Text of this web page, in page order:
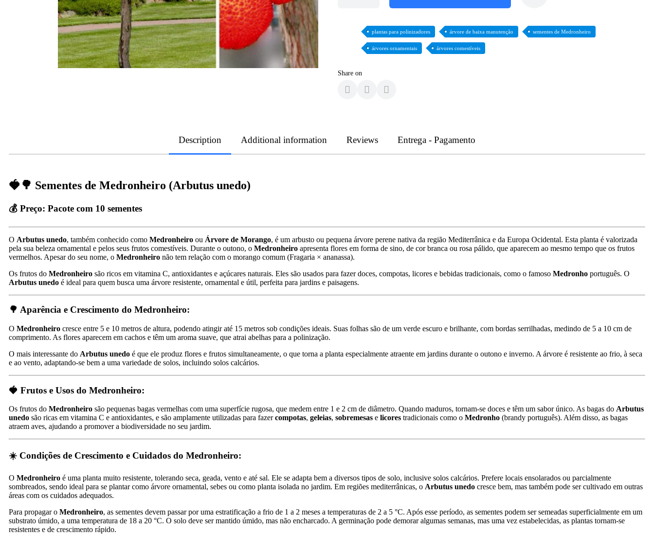
plantas para polinizadores árvore de baixa manutenção sementes de Medronheiro
árvores ornamentais árvores comestíveis
Share on
Description Additional information Reviews Entrega - Pagamento
🍓🌳 Sementes de Medronheiro (Arbutus unedo)
💰 Preço: Pacote com 10 sementes
O Arbutus unedo, também conhecido como Medronheiro ou Árvore de Morango, é um arbusto ou pequena árvore perene nativa da região Mediterrânica e da Europa Ocidental. Esta planta é valorizada
pela sua beleza ornamental e pelos seus frutos comestíveis. Durante o outono, o Medronheiro apresenta flores em forma de sino, de cor branca ou rosa pálido, que aparecem ao mesmo tempo que os frutos
vermelhos. Apesar do seu nome, o Medronheiro não tem relação com o morango comum (Fragaria × ananassa).
Os frutos do Medronheiro são ricos em vitamina C, antioxidantes e açúcares naturais. Eles são usados para fazer doces, compotas, licores e bebidas tradicionais, como o famoso Medronho português. O
Arbutus unedo é ideal para quem busca uma árvore resistente, ornamental e útil, perfeita para jardins e paisagens.
🌳 Aparência e Crescimento do Medronheiro:
O Medronheiro cresce entre 5 e 10 metros de altura, podendo atingir até 15 metros sob condições ideais. Suas folhas são de um verde escuro e brilhante, com bordas serrilhadas, medindo de 5 a 10 cm de
comprimento. As flores aparecem em cachos e têm um aroma suave, que atrai abelhas para a polinização.
O mais interessante do Arbutus unedo é que ele produz flores e frutos simultaneamente, o que torna a planta especialmente atraente em jardins durante o outono e inverno. A árvore é resistente ao frio, à seca
e ao vento, adaptando-se bem a uma variedade de solos, incluindo solos calcários.
🍓 Frutos e Usos do Medronheiro:
Os frutos do Medronheiro são pequenas bagas vermelhas com uma superfície rugosa, que medem entre 1 e 2 cm de diâmetro. Quando maduros, tornam-se doces e têm um sabor único. As bagas do Arbutus
unedo são ricas em vitamina C e antioxidantes, e são amplamente utilizadas para fazercompotas, geleias, sobremesas e licores tradicionais como o Medronho (brandy português). Além disso, as bagas
atraem aves, ajudando a promover a biodiversidade no seu jardim.
☀️ Condições de Crescimento e Cuidados do Medronheiro:
O Medronheiro é uma planta muito resistente, tolerando seca, geada, vento e até sal. Ele se adapta bem a diversos tipos de solo, inclusive solos calcários. Prefere locais ensolarados ou parcialmente
sombreados, sendo ideal para se plantar como árvore ornamental, sebes ou como planta isolada no jardim. Em regiões mediterrânicas, o Arbutus unedo cresce bem, mas também pode ser cultivado em outras
áreas com os cuidados adequados.
Para propagar o Medronheiro, as sementes devem passar por uma estratificação a frio de 1 a 2 meses a temperaturas de 2 a 5 °C. Após esse período, as sementes podem ser semeadas superficialmente em um
substrato úmido, a uma temperatura de 18 a 20 °C. O solo deve ser mantido úmido, mas não encharcado. A germinação pode demorar algumas semanas, mas uma vez estabelecidas, as plantas tornam-se
resistentes e de crescimento rápido.